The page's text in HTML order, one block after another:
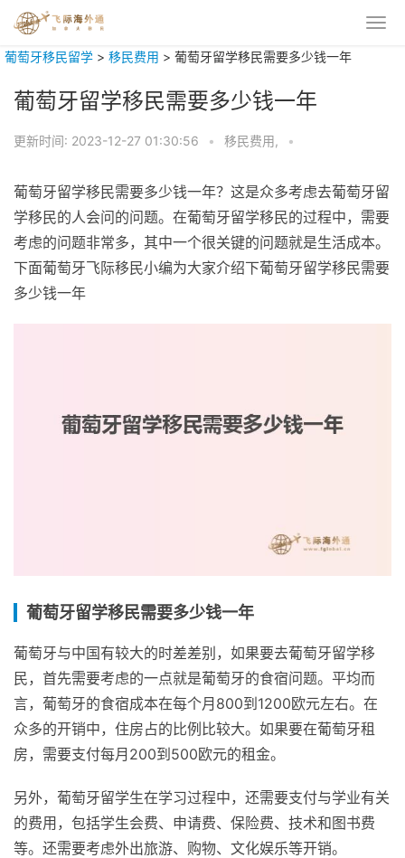
葡萄牙移民留学 > 移民费用 > 葡萄牙留学移民需要多少钱一年
葡萄牙留学移民需要多少钱一年
更新时间: 2023-12-27 01:30:56 • 移民费用, •
葡萄牙留学移民需要多少钱一年？这是众多考虑去葡萄牙留
学移民的人会问的问题。在葡萄牙留学移民的过程中，需要
考虑的问题非常多，其中一个很关键的问题就是生活成本。
下面葡萄牙飞际移民小编为大家介绍下葡萄牙留学移民需要
多少钱一年
葡萄牙留学移民需要多少钱一年
葡萄牙与中国有较大的时差差别，如果要去葡萄牙留学移
民，首先需要考虑的一点就是葡萄牙的食宿问题。平均而
言，葡萄牙的食宿成本在每个月800到1200欧元左右。在
众多的开销中，住房占的比例比较大。如果要在葡萄牙租
房，需要支付每月200到500欧元的租金。
另外，葡萄牙留学生在学习过程中，还需要支付与学业有关
的费用，包括学生会费、申请费、保险费、技术和图书费
等。还需要考虑外出旅游、购物、文化娱乐等开销。